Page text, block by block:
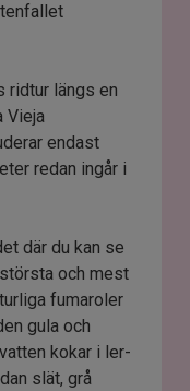
ridtur längs en
Vieja
endast
redan ingår i
där du kan se
och mest
fumaroler
gula och
kokar i ler-
slät, grå